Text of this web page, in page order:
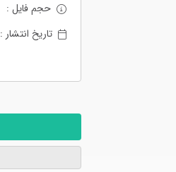
حجم فایل :
تاریخ انتشار :